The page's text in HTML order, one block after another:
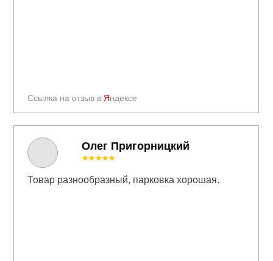
Олег Пригорницкий
Ссылка на отзыв в Яндексе
★★★★★
Товар разнообразный, парковка хорошая.